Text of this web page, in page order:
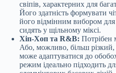
свіпів, характерних для
Його здатність формувати
його відмінним вибором для
сидять у щільному міксі.
Хіп-Хоп та R&B: Потрібен
Або, можливо, більш різкий,
може адаптуватися до
режим ідеально підходить